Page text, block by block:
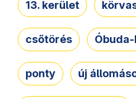
13. kerület
csőtörés
ponty új